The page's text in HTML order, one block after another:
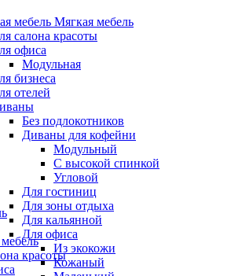
Мягкая мебель
салона красоты
офиса
Модульная
бизнеса
отелей
Без подлокотников
Диваны для кофейни
Модульный
С высокой спинкой
Угловой
Для гостиниц
Для зоны отдыха
Для кальянной
Для офиса
Из экокожи
Кожаный
красоты